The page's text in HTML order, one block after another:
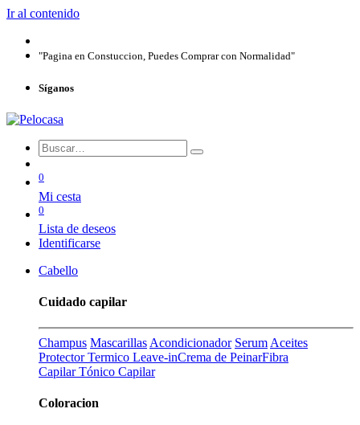
Ir al contenido
"Pagina en Constuccion, Puedes Comprar con Normalidad"
Síganos
0
Mi cesta
0
Lista de deseos
Identificarse
Cabello
Cuidado capilar
Champus Mascarillas Acondicionador Serum Aceites
Protector Termico Leave-inCrema de PeinarFibra
CapilarTónico Capilar
Coloracion